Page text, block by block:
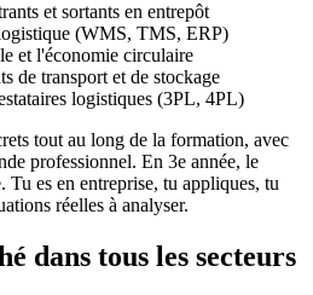
et sortants en entrepôt
(WMS, TMS, ERP)
et l'économie circulaire
de transport et de stockage
logistiques (3PL, 4PL)
tout au long de la formation, avec
professionnel. En 3e année, le
Tu es en entreprise, tu appliques, tu
réelles à analyser.
dans tous les secteurs